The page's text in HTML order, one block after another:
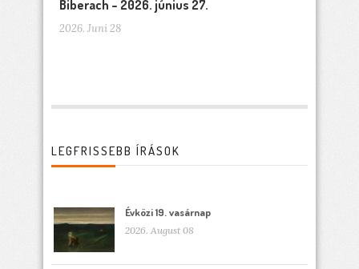
Biberach – 2026. június 27.
2026. Juni 28
LEGFRISSEBB ÍRÁSOK
Évközi 19. vasárnap
2026. August 08